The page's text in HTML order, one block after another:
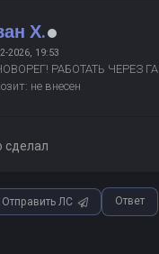
Х.
2026, 19:53
РАБОТАТЬ ЧЕРЕЗ
не внесен
сделал
Отправить ЛС Ответ